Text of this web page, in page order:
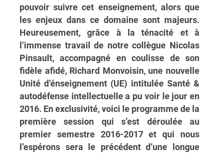
pouvoir suivre cet enseignement, alors que
les enjeux dans ce domaine sont majeurs.
Heureusement, grâce à la ténacité et à
l’immense travail de notre collègue Nicolas
Pinsault, accompagné en coulisse de son
fidèle afidé, Richard Monvoisin, une nouvelle
Unité d’énseignement (UE) intitulée Santé &
autodéfense intellectuelle a pu voir le jour en
2016. En exclusivité, voici le programme de la
première session qui s’est déroulée au
premier semestre 2016-2017 et qui nous
l’espérons sera le précédent d’une longue